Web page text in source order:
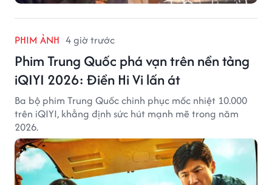
PHIM ẢNH 4 giờ trước
Phim Trung Quốc phá vạn trên nền tảng
iQIYI 2026: Điền Hi Vi lấn át
Ba bộ phim Trung Quốc chinh phục mốc nhiệt 10.000
trên iQIYI, khẳng định sức hút mạnh mẽ trong năm
2026.